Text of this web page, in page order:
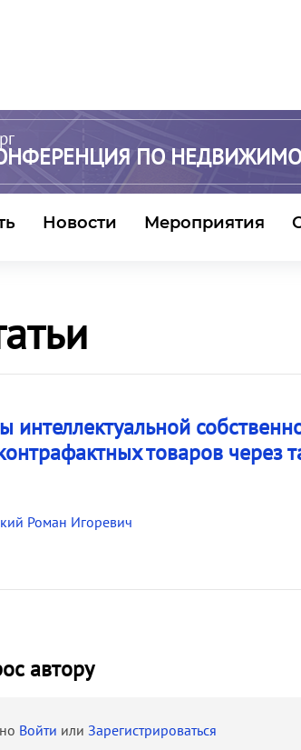
ПО
Новости Мероприятия
интеллектуальной
товаров через
Роман Игоревич
автору
Войти или Зарегистрироваться